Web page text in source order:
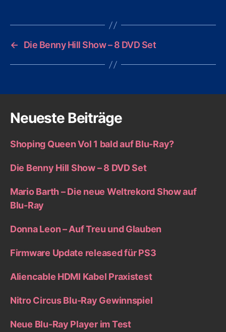
← Die Benny Hill Show – 8 DVD Set
Neueste Beiträge
Shoping Queen Vol 1 bald auf Blu-Ray?
Die Benny Hill Show – 8 DVD Set
Mario Barth – Die neue Weltrekord Show auf
Blu-Ray
Donna Leon – Auf Treu und Glauben
Firmware Update released für PS3
Aliencable HDMI Kabel Praxistest
Nitro Circus Blu-Ray Gewinnspiel
Neue Blu-Ray Player im Test